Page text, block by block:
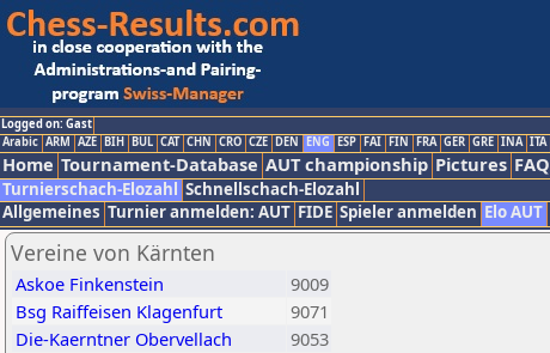
Logged on: Gast
Arabic ARM AZE BIH BUL CAT CHN CRO CZE DEN ENG ESP FAI FIN FRA GER GRE INA ITA
Home Tournament-Database AUT championship Pictures FAQ
Turnierschach-Elozahl Schnellschach-Elozahl
Allgemeines Turnier anmelden: AUT FIDE Spieler anmelden Elo AUT
Vereine von Kärnten
Askoe Finkenstein
9009
Bsg Raiffeisen Klagenfurt
9071
Die-Kaerntner Obervellach
9053